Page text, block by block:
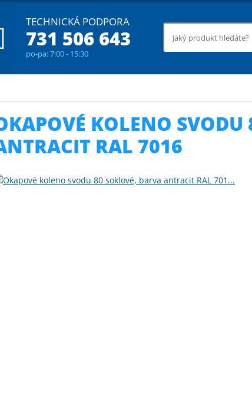
TECHNICKÁ PODPORA
731 506 643
po-pa: 7:00 - 15:30
KOLENO
RAL 7016